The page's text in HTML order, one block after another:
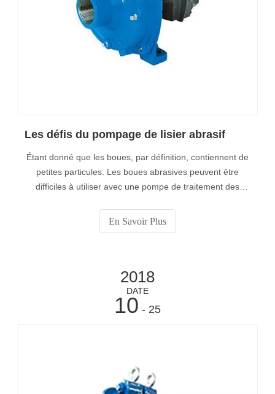
Les défis du pompage de lisier abrasif
Étant donné que les boues, par définition, contiennent de
petites particules. Les boues abrasives peuvent être
difficiles à utiliser avec une pompe de traitement des
user les composants de la pompe et du pipeline, en
particulier si la pompe à lisier centrifuge standard n’est
En Savoir Plus
2018
DATE
10 - 25